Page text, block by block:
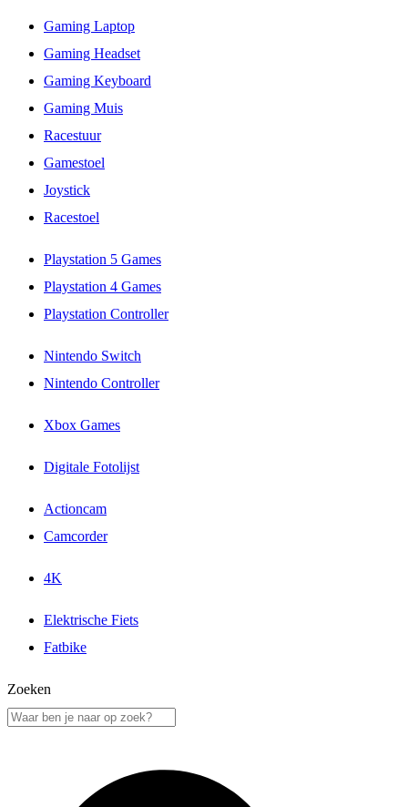
Gaming Laptop
Gaming Headset
Gaming Keyboard
Gaming Muis
Racestuur
Gamestoel
Joystick
Racestoel
Playstation 5 Games
Playstation 4 Games
Playstation Controller
Nintendo Switch
Nintendo Controller
Xbox Games
Digitale Fotolijst
Actioncam
Camcorder
4K
Elektrische Fiets
Fatbike
Zoeken